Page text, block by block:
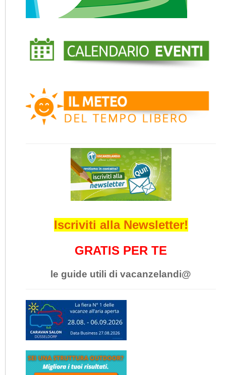
Iscriviti alla Newsletter!
GRATIS PER TE
le guide utili di vacanzelandi@